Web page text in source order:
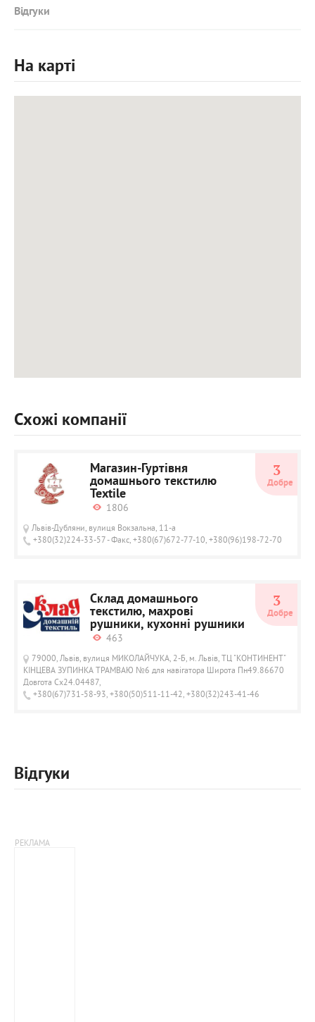
Відгуки
На карті
Схожі компанії
Магазин-Гуртівня
домашнього текстилю
Textile
1806
Львів-Дубляни, вулиця Вокзальна, 11-а
+380(32)224-33-57 - Факс, +380(67)672-77-10, +380(96)198-72-70
3
Добре
Склад домашнього
текстилю, махрові
рушники, кухонні рушники
463
79000, Львів, вулиця МИКОЛАЙЧУКА, 2-Б, м. Львів, ТЦ "КОНТИНЕНТ"
КІНЦЕВА ЗУПИНКА ТРАМВАЮ №6 для навігатора Широта Пн49.86670
Довгота Сх24.04487,
+380(67)731-58-93, +380(50)511-11-42, +380(32)243-41-46
3
Добре
Відгуки